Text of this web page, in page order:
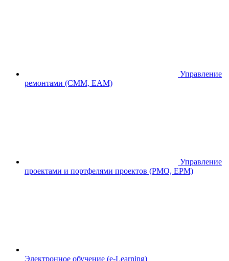
Управление
ремонтами (CMM, EAM)
Управление
проектами и портфелями проектов (PMO, EPM)
Электронное обучение (e-Learning)